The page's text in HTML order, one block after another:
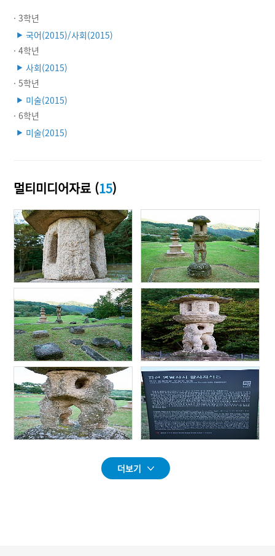
· 3학년
▶ 국어(2015)/사회(2015)
· 4학년
▶ 사회(2015)
· 5학년
▶ 미술(2015)
· 6학년
▶ 미술(2015)
멀티미디어자료 (15)
더보기